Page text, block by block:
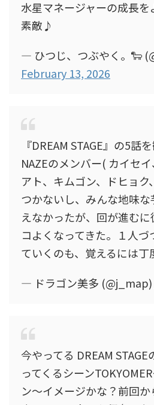
水星マネージャーの成長を
素敵♪
— ひつじ、つぶやく。🐑
February 13, 2026
『DREAM STAGE』の5話
NAZEのメンバー( カイセイ
アト、キムゴン、ドヒョク
つかないし、みんな地味
えなかったが、回が進む
コよくなってきた。１人
ていくのも、覚えるには丁
— ドラゴン美多 (@j_map)
今やってる DREAM
ってくるシーン
ン〜イメージかな？前回